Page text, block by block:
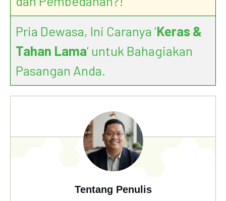
Pria Dewasa, Ini Caranya ‘Keras &
Tahan Lama’ untuk Bahagiakan
Pasangan Anda.
Tentang Penulis